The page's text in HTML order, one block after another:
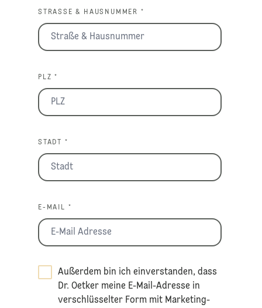
STRASSE & HAUSNUMMER *
PLZ *
STADT *
E-MAIL *
Außerdem bin ich einverstanden, dass
Dr. Oetker meine E-Mail-Adresse in
verschlüsselter Form mit Marketing-